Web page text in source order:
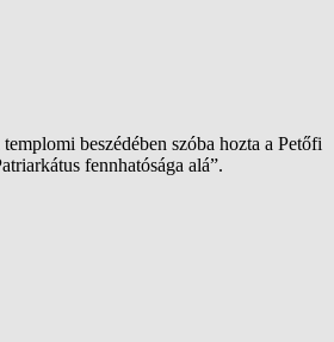
beszédében szóba hozta a Petőfi
fennhatósága alá”.